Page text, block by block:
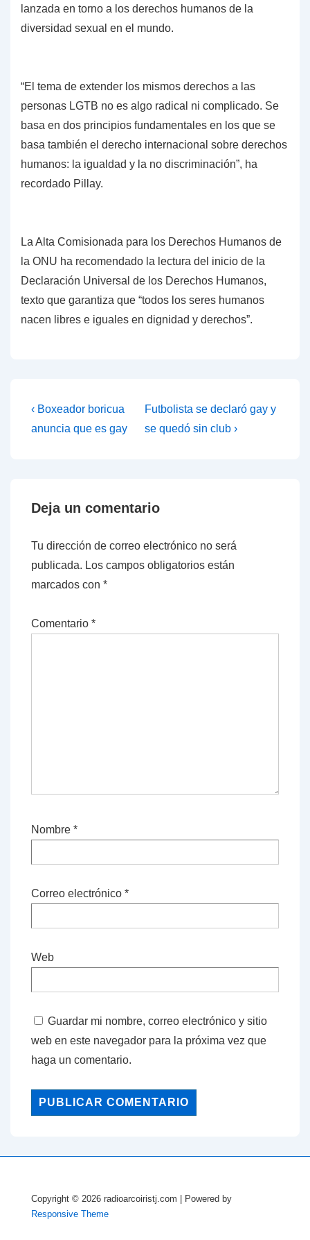
lanzada en torno a los derechos humanos de la
diversidad sexual en el mundo.
“El tema de extender los mismos derechos a las
personas LGTB no es algo radical ni complicado. Se
basa en dos principios fundamentales en los que se
basa también el derecho internacional sobre derechos
humanos: la igualdad y la no discriminación”, ha
recordado Pillay.
La Alta Comisionada para los Derechos Humanos de
la ONU ha recomendado la lectura del inicio de la
Declaración Universal de los Derechos Humanos,
texto que garantiza que “todos los seres humanos
nacen libres e iguales en dignidad y derechos”.
Navegación
de
La
entrada
‹ Boxeador boricua
anuncia que es gay
La
entrada
Futbolista se declaró gay y
se quedó sin club ›
Deja un comentario
Tu dirección de correo electrónico no será
publicada. Los campos obligatorios están
marcados con *
Comentario *
Nombre *
Correo electrónico *
Web
Guardar mi nombre, correo electrónico y sitio
web en este navegador para la próxima vez que
haga un comentario.
Copyright © 2026 radioarcoiristj.com
| Powered by
Responsive Theme